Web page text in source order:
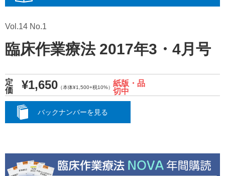
Vol.14 No.1
臨床作業療法 2017年3・4月号
定
価
¥1,650 （本体¥1,500+税10%）紙版・品
切中
バックナンバーを見る